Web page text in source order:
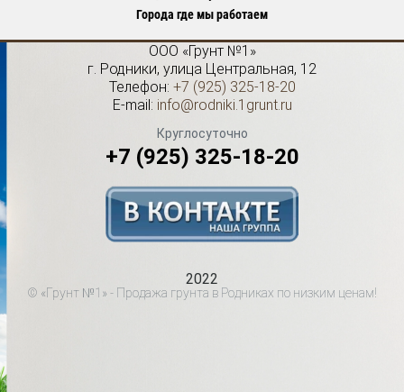
Города где мы работаем
ООО «Грунт №1»
г. Родники, улица Центральная, 12
Телефон: +7 (925) 325-18-20
E-mail: info@rodniki.1grunt.ru
Круглосуточно
+7 (925) 325-18-20
2022
© «Грунт №1» - Продажа грунта в Родниках по низким ценам!